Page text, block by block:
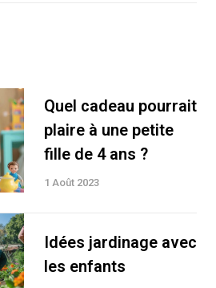
Quel cadeau pourrait
plaire à une petite
fille de 4 ans ?
1 Août 2023
Idées jardinage avec
les enfants